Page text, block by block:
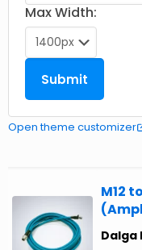
Max Width:
Open theme customizer
M12
Dalga